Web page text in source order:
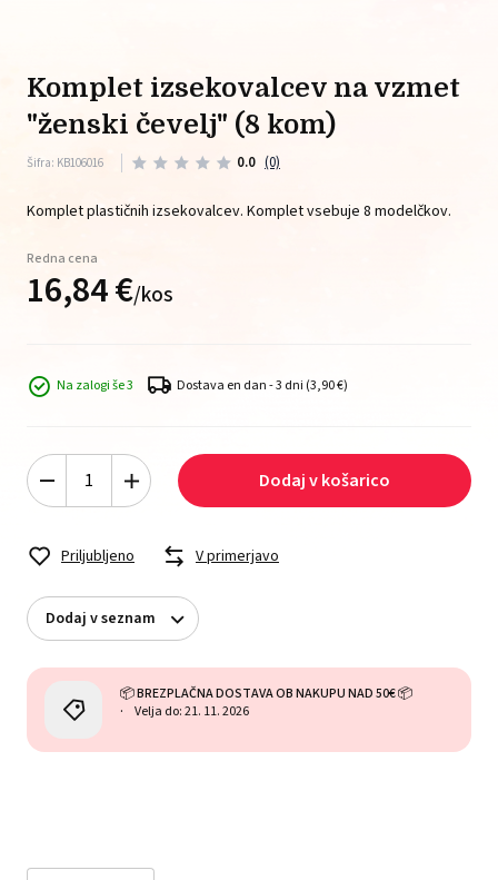
komplet izsekovalcev na vzmet
"ženski čevelj" (8 kom)
Šifra: KB106016 0.0 (0)
Komplet plastičnih izsekovalcev. Komplet vsebuje 8 modelčkov.
Redna cena
16,84€/kos
Na zalogi še 3 Dostava en dan - 3 dni (3,90 €)
Dodaj v košarico
Priljubljeno V primerjavo
Dodaj v seznam
📦 BREZPLAČNA DOSTAVA OB NAKUPU NAD 50€ 📦
Velja do: 21. 11. 2026